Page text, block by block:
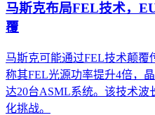
马斯克布局FEL技术，
覆
马斯克可能通过FEL技术颠覆
称其FEL光源功率提升4倍，
达20台ASML系统。该技术波
化挑战。